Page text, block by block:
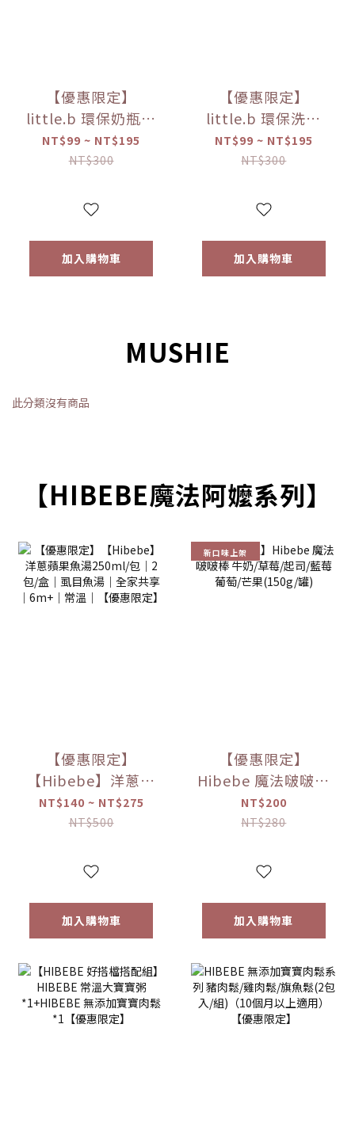
【優惠限定】
little.b 環保奶瓶清
潔液-無香低敏
（50ml/100ml）
NT$99 ~ NT$195
NT$300
加入購物車
【優惠限定】
little.b 環保洗碗
精-蘆薈馬鞭草
（50ml/100ml）
NT$99 ~ NT$195
NT$300
加入購物車
MUSHIE
此分類沒有商品
【HIBEBE魔法阿嬤系列】
【優惠限定】
【Hibebe】洋蔥蘋
果魚湯250ml/包｜
2包/盒｜虱目魚湯
6m+｜常溫｜【優
NT$140 ~ NT$275
NT$500
加入購物車
新口味上架
【優惠限定】
Hibebe 魔法啵啵棒
牛奶/草莓/起司/藍
莓葡萄/芒果(150g/
NT$200
NT$280
加入購物車